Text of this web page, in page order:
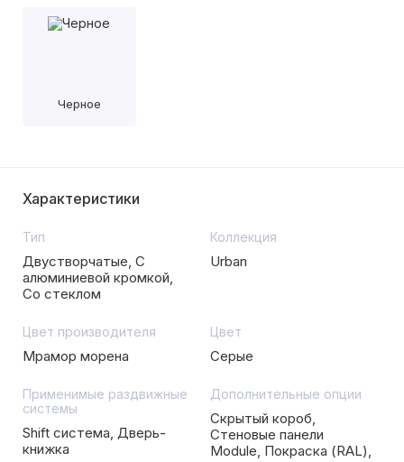
Черное
Характеристики
Тип
Двустворчатые, С
алюминиевой кромкой,
Со стеклом
Коллекция
Urban
Цвет производителя
Мрамор морена
Цвет
Серые
Применимые раздвижные
системы
Shift система, Дверь-
книжка
Дополнительные опции
Скрытый короб,
Стеновые панели
Module, Покраска (RAL),